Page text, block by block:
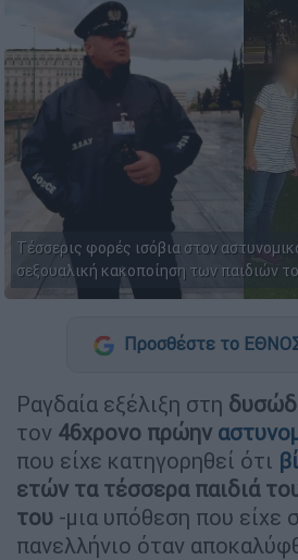
Τέσσερις φορές ισόβια στον
σεξουαλική κακοποίηση των παιδιών
Προσθέστε το
Ραγδαία εξέλιξη στη
τον 46χρονο πρώην
που είχε κατηγορηθεί ότι
ετών τα τέσσερα παιδιά
του -μια υπόθεση που είχε
πανελλήνιο όταν